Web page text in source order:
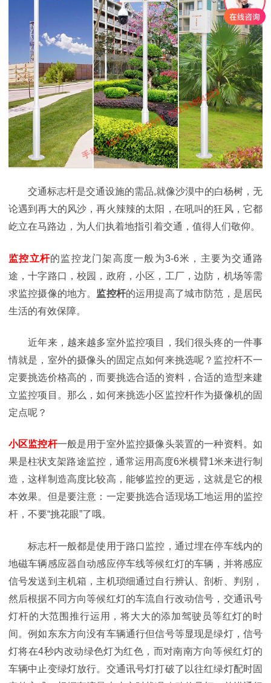
交通标志杆是交通设施的需品,就像沙漠中的白杨树，无
论遇到再大的风沙，再火辣辣的太阳，在吼叫的狂风，它都
屹立在马路边，为人们执着地指引着交通，值得人们敬仰。
监控立杆的监控龙门架高度一般为3-6米，主要为交通路
途，十字路口，校园，政府，小区，工厂，边防，机场等需
求监控摄像的地方。 监控杆的运用提高了城市防范，是居民
生活的有效保障。
近年来，越来越多室外监控项目，我们很头疼的一件事
情就是，室外的摄像头的固定点如何来挑选呢？监控杆不一
定要挑选价格高的，而要挑选合适的资料，合适的造型来建
立监控项目。那么，如何来挑选小区监控杆作为摄像机的固
定点呢？
小区监控杆一般是用于室外监控摄像头装置的一种资料。如
果是柱状支架路途监控，通常运用高度6米横臂1米来进行制
造，这样制造高度比较高，能够监控的更远，这就是它的根
本效果。但是要注意：一定要挑选合适现场工地运用的监控
杆，不要“挑花眼”了哦。
标志杆一般都是使用于路口监控，通过埋在停车线内的
地磁车辆感应器自动感应停车线等候红灯的车辆，并将感应
信号发送到主机箱，主机琐细通过自行辨认、剖析、判别，
然后根据不同方向等候红灯的车流自行改动信号，交通讯号
灯杆的大范围推行运用，将大大的添加驾驶员等红灯的时
间。例如东东方向没有车辆通行但信号等显现是绿灯，信号
灯将在4秒内改动绿色灯为红色，而对南南方向等候红灯的
车辆中止变绿灯放行。交通讯号灯打破了以往红绿灯配时固